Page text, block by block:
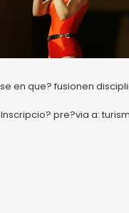
en que? fusionen
pre?via a: